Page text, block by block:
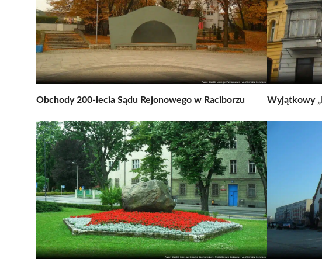
Obchody 200-lecia Sądu Rejonowego w Raciborzu Wyjątkowy